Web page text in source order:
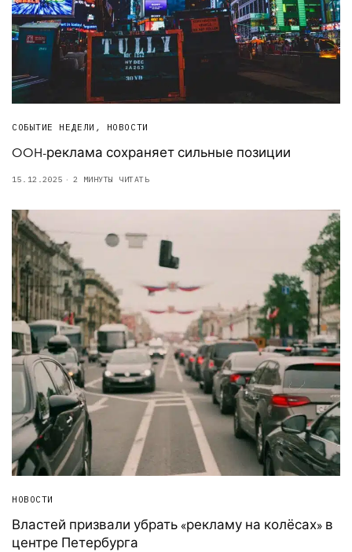
СОБЫТИЕ НЕДЕЛИ , НОВОСТИ
OOH-реклама сохраняет сильные позиции
15.12.2025 2 МИНУТЫ ЧИТАТЬ
НОВОСТИ
Властей призвали убрать «рекламу на колёсах» в
центре Петербурга